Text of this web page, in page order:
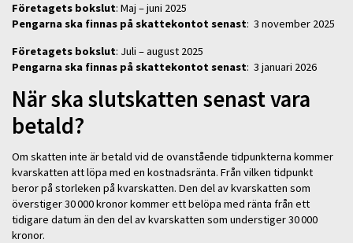
Företagets bokslut: Maj – juni 2025
Pengarna ska finnas på skattekontot senast: 3 november 2025
Företagets bokslut: Juli – august 2025
Pengarna ska finnas på skattekontot senast: 3 januari 2026
När ska slutskatten senast vara
betald?
Om skatten inte är betald vid de ovanstående tidpunkterna kommer
kvarskatten att löpa med en kostnadsränta. Från vilken tidpunkt
beror på storleken på kvarskatten. Den del av kvarskatten som
överstiger 30 000 kronor kommer ett belöpa med ränta från ett
tidigare datum än den del av kvarskatten som understiger 30 000
kronor.